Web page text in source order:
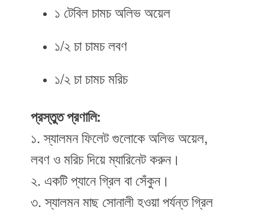
১ টেবিল চামচ অলিভ অয়েল
১/২ চা চামচ লবণ
১/২ চা চামচ মরিচ
প্রস্তুত প্রণালি:
১. স্যালমন ফিলেট গুলোকে অলিভ অয়েল,
লবণ ও মরিচ দিয়ে ম্যারিনেট করুন।
২. একটি প্যানে গ্রিল বা সেঁকুন।
৩. স্যালমন মাছ সোনালী হওয়া পর্যন্ত গ্রিল